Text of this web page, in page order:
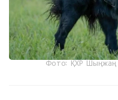
Фото: ҚХР Шыңжаң